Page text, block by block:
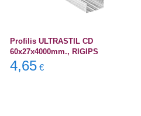
Profilis ULTRASTIL CD
60x27x4000mm., RIGIPS
4,65 €